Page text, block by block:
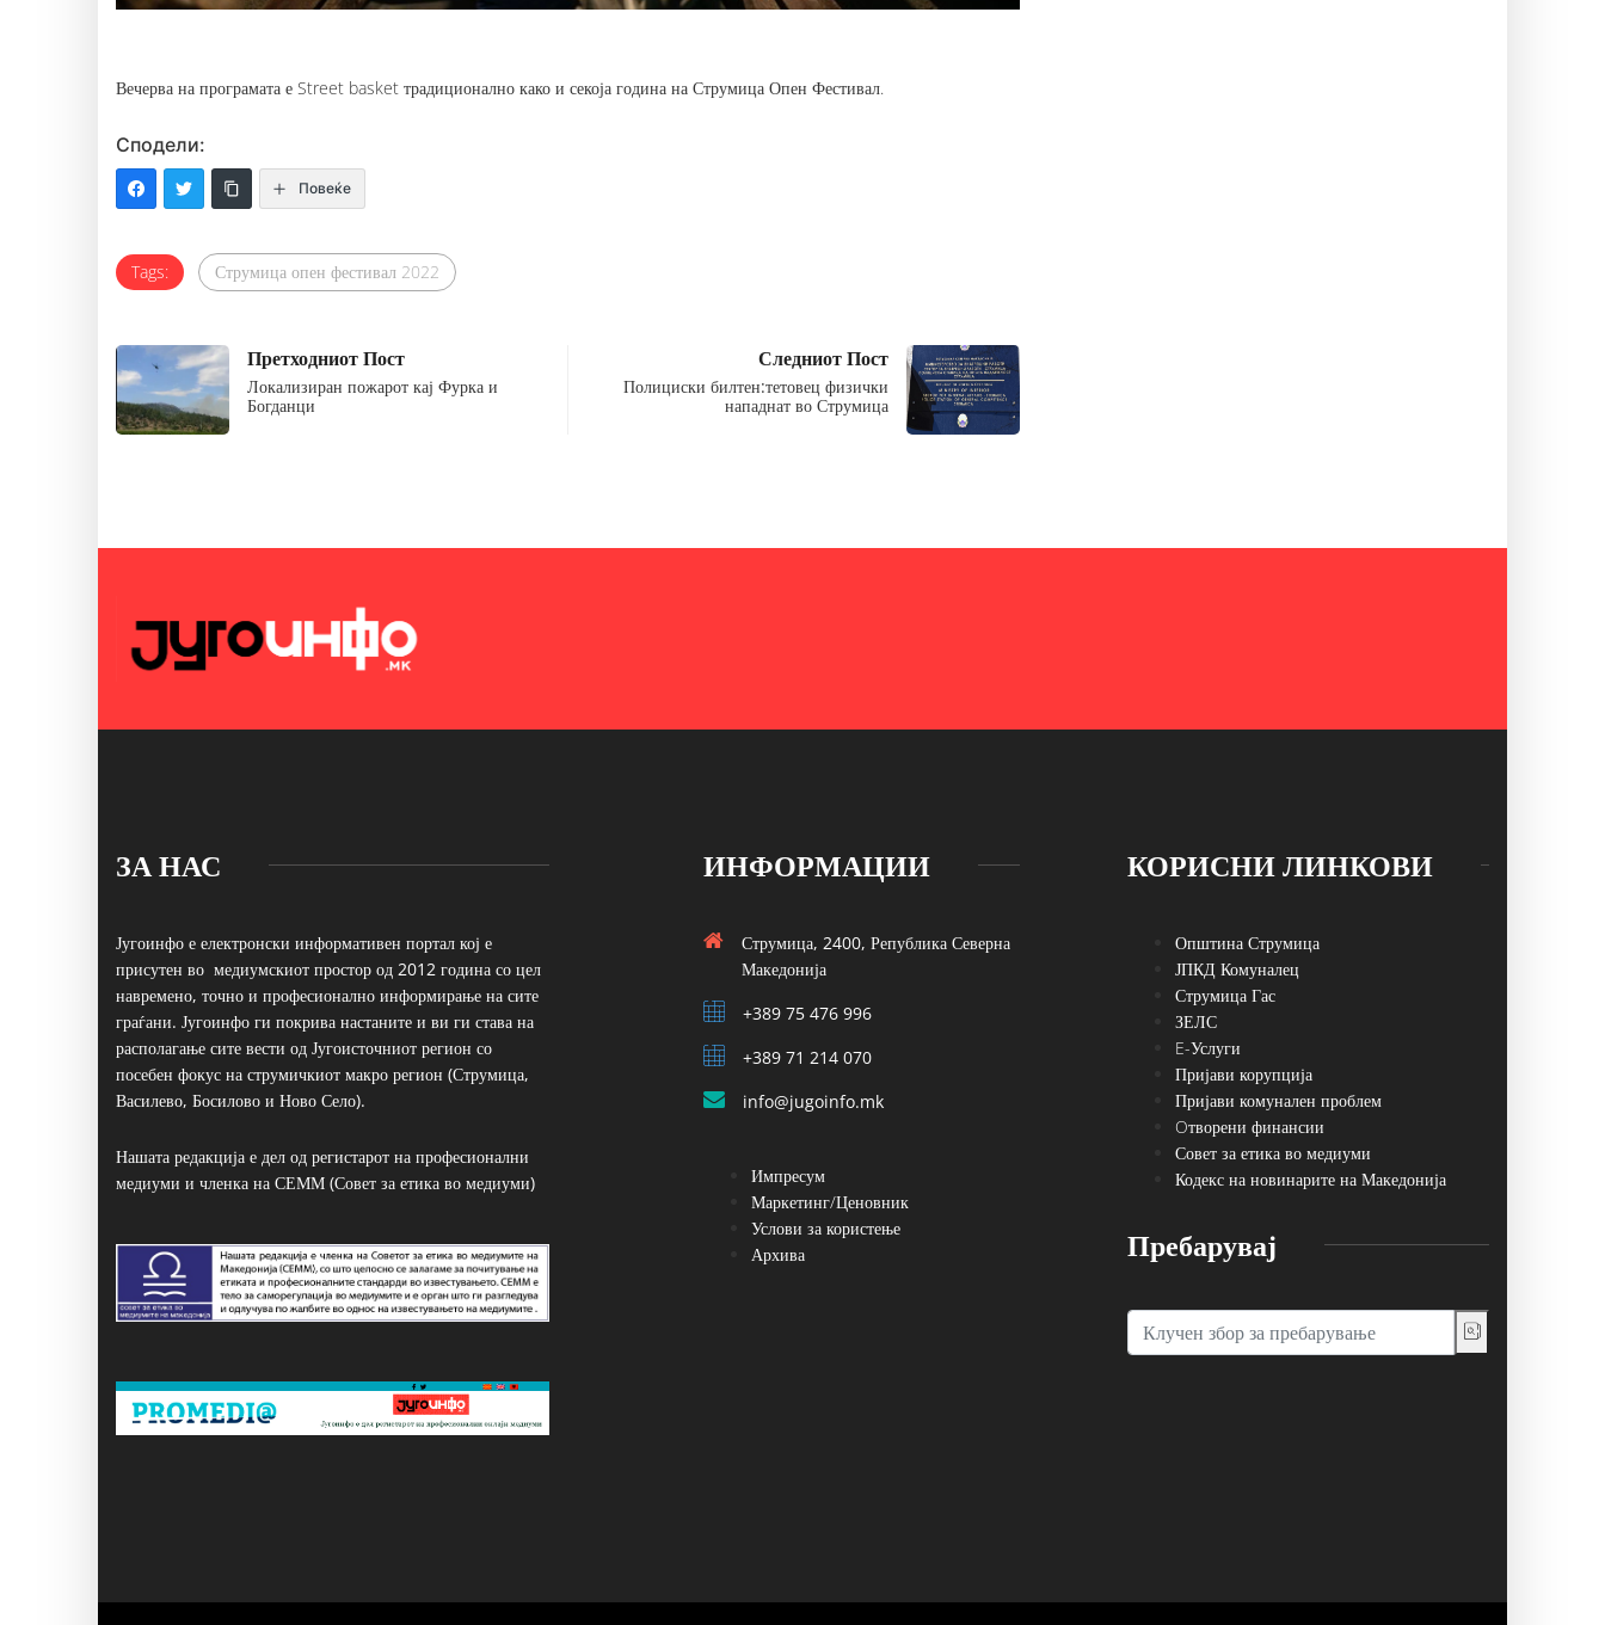
Вечерва на програмата е Street basket традиционално како и секоја година на Струмица Опен Фестивал.
Сподели:
Повеќе
Tags: Струмица опен фестивал 2022
Претходниот Пост
Локализиран пожарот кај Фурка и
Богданци
Следниот Пост
Полициски билтен:тетовец физички
нападнат во Струмица
ЗА НАС
Југоинфо е електронски информативен портал кој е
присутен во медиумскиот простор од 2012 година со цел
навремено, точно и професионално информирање на сите
граѓани. Југоинфо ги покрива настаните и ви ги става на
располагање сите вести од Југоисточниот регион со
посебен фокус на струмичкиот макро регион (Струмица,
Василево, Босилово и Ново Село).
Нашата редакција е дел од регистарот на професионални
медиуми и членка на СЕММ (Совет за етика во медиуми)
ИНФОРМАЦИИ
Струмица, 2400, Република Северна
Македонија
+389 75 476 996
+389 71 214 070
info@jugoinfo.mk
Импресум
Маркетинг/Ценовник
Услови за користење
Архива
КОРИСНИ ЛИНКОВИ
Општина Струмица
ЈПКД Комуналец
Струмица Гас
ЗЕЛС
E-Услуги
Пријави корупција
Пријави комунален проблем
Oтворени финансии
Совет за етика во медиуми
Кодекс на новинарите на Македонија
Пребарувај